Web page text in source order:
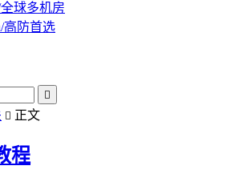
球多机房
高防首选

 正文
程